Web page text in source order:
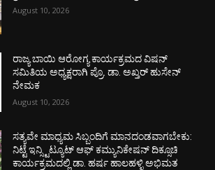
August 10, 2026
ರಾಜ್ಯ ಬಾಯಿ ಆರೋಗ್ಯ ಕಾರ್ಯಕ್ರಮದ ವಿಷನ್
ಸಮಿತಿಯ ಅಧ್ಯಕ್ಷರಾಗಿ ಪ್ರೊ. ಡಾ. ಅಖ್ತರ್ ಹುಸೇನ್
ನೇಮಕ
August 10, 2026
ಸತ್ಯವೇ ಮಾಧ್ಯಮ ಸಿಬ್ಬಂದಿಗೆ ಮಾನದಂಡವಾಗಬೇಕು:
ನಿಟ್ಟೆ ಇನ್ಸ್ಟಿಟ್ಯೂಟ್ ಆಫ್ ಕಮ್ಯುನಿಕೇಷನ್ ದಿಕ್ಸೂಚಿ
ಕಾರ್ಯಕ್ರಮದಲ್ಲಿ ಡಾ. ಹರ್ಷ ಹಾಲಹಳ್ಳಿ ಅಭಿಮತ